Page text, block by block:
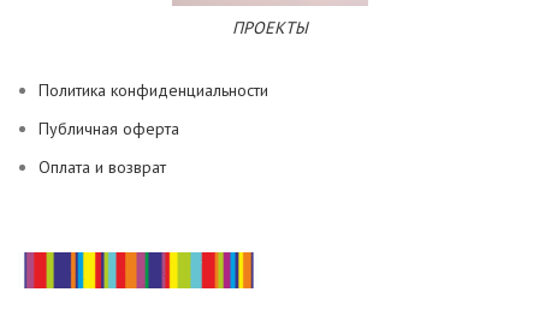
ПРОЕКТЫ
Политика конфиденциальности
Публичная оферта
Оплата и возврат